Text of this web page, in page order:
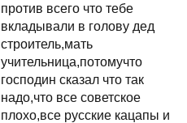
против всего что тебе
вкладывали в голову дед
строитель,мать
учительница,потомучто
господин сказал что так
надо,что все советское
плохо,все русские кацапы и